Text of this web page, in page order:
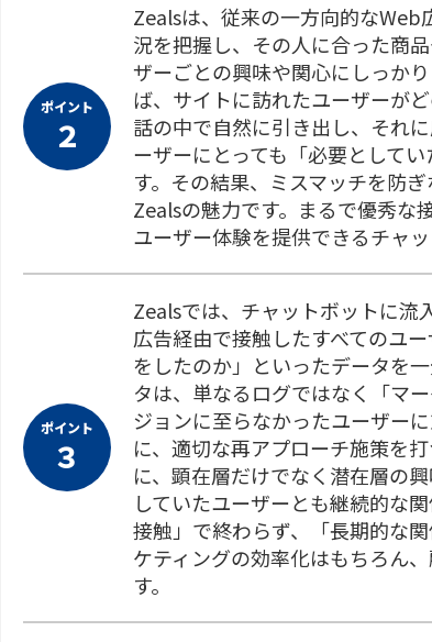
ポイント
２
Zealsは、従来の一方向的な
況を把握し、その人に合った商
ザーごとの興味や関心にしっか
ば、サイトに訪れたユーザーが
話の中で自然に引き出し、それ
ーザーにとっても「必要として
す。その結果、ミスマッチを防
Zealsの魅力です。まるで優秀な
ユーザー体験を提供できるチャ
ポイント
３
Zealsでは、チャットボットに流
広告経由で接触したすべてのユ
をしたのか」といったデータを
タは、単なるログではなく「マ
ジョンに至らなかったユーザー
に、適切な再アプローチ施策を
に、顕在層だけでなく潜在層の
していたユーザーとも継続的な
接触」で終わらず、「長期的な
ケティングの効率化はもちろん
す。